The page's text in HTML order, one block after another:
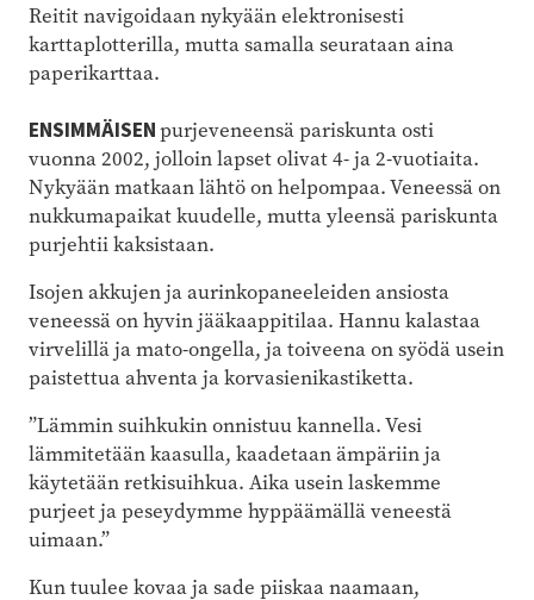
Reitit navigoidaan nykyään elektronisesti
karttaplotterilla, mutta samalla seurataan aina
paperikarttaa.
ENSIMMÄISENpurjeveneensä pariskunta osti
vuonna 2002, jolloin lapset olivat 4- ja 2-vuotiaita.
Nykyään matkaan lähtö on helpompaa. Veneessä on
nukkumapaikat kuudelle, mutta yleensä pariskunta
purjehtii kaksistaan.
Isojen akkujen ja aurinkopaneeleiden ansiosta
veneessä on hyvin jääkaappitilaa. Hannu kalastaa
virvelillä ja mato-ongella, ja toiveena on syödä usein
paistettua ahventa ja korvasienikastiketta.
”Lämmin suihkukin onnistuu kannella. Vesi
lämmitetään kaasulla, kaadetaan ämpäriin ja
käytetään retkisuihkua. Aika usein laskemme
purjeet ja peseydymme hyppäämällä veneestä
uimaan.”
Kun tuulee kovaa ja sade piiskaa naamaan,